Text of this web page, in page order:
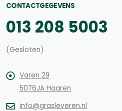
CONTACTGEGEVENS
013 208 5003
(Gesloten)
Varen 29
5076JA Haaren
info@grasleveren.nl